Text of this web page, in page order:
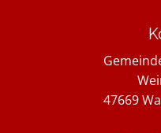
47669